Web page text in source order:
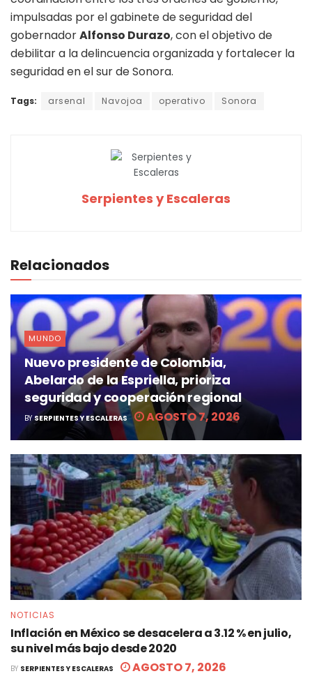
impulsadas por el gabinete de seguridad del
gobernadorAlfonso Durazo, con el objetivo de
debilitar a la delincuencia organizada y fortalecer la
seguridad en el sur de Sonora.
Tags: arsenal Navojoa operativo Sonora
Serpientes y Escaleras
Relacionados
MUNDO
Nuevo presidente de Colombia,
Abelardo de la Espriella, prioriza
seguridad y cooperación regional
BY SERPIENTES Y ESCALERAS AGOSTO 7, 2026
NOTICIAS
Inflación en México se desacelera a 3.12 % en julio,
su nivel más bajo desde 2020
BY SERPIENTES Y ESCALERAS AGOSTO 7, 2026